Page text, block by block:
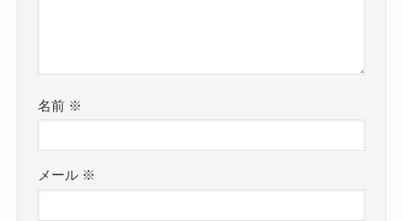
名前 ※
メール ※